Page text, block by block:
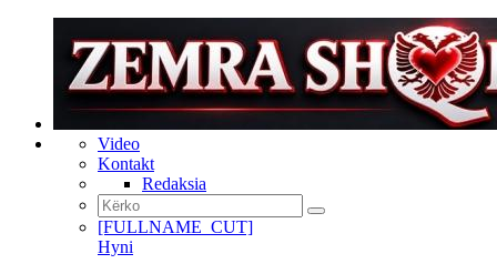
Video
Kontakt
Redaksia
[FULLNAME_CUT]
Hyni